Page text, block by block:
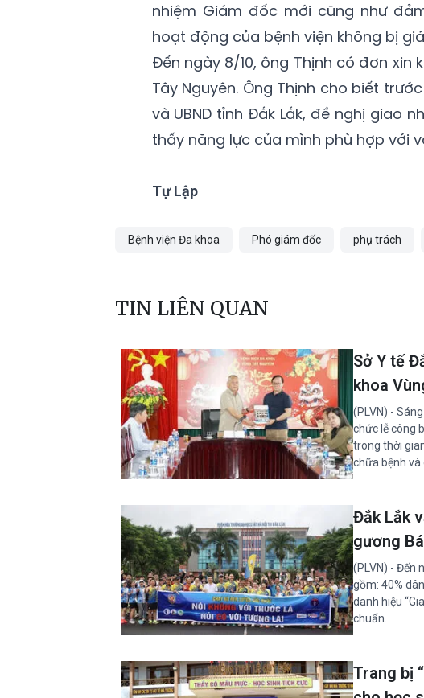
nhiệm Giám đốc mới cũng như
hoạt động của bệnh viện không bị
Đến ngày 8/10, ông Thịnh có đơn xin
Tây Nguyên. Ông Thịnh cho biết
và UBND tỉnh Đắk Lắk, đề nghị giao
thấy năng lực của mình phù hợp với
Tự Lập
Bệnh viện Đa khoa Phó giám đốc phụ trách
TIN LIÊN QUAN
Sở Y tế
khoa
(PLVN) -
chức lễ công
trong thời
chữa bệnh và
Đắk Lắk
gương
(PLVN) - Đến
gồm: 40%
danh hiệu
chuẩn.
Trang bị